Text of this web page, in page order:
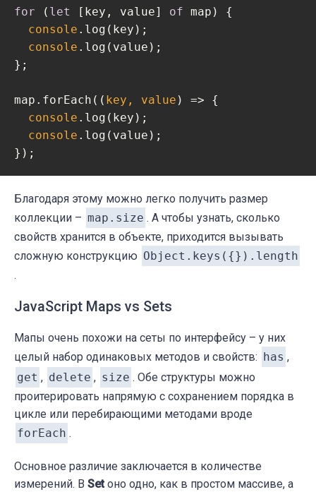
for ( let [key, value] of map) {
console .log(key);
console .log(value);
};
map.forEach( ( key, value ) => {
console .log(key);
console .log(value);
});
Благодаря этому можно легко получить размер
коллекции – map.size . А чтобы узнать, сколько
свойств хранится в объекте, приходится вызывать
сложную конструкцию Object.keys({}).length
.
JavaScript Maps vs Sets
Мапы очень похожи на сеты по интерфейсу – у них
целый набор одинаковых методов и свойств: has ,
get , delete , size . Обе структуры можно
проитерировать напрямую с сохранением порядка в
цикле или перебирающими методами вроде
forEach .
Основное различие заключается в количестве
измерений. В Setоно одно, как в простом массиве, а